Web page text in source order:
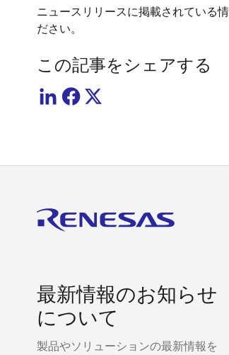
ニュースリリースに掲載されている
ださい。
この記事をシェアする
最新情報のお知らせ
について
製品やソリューションの最新情報を